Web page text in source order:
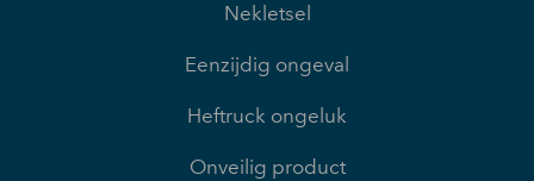
Nekletsel
Eenzijdig ongeval
Heftruck ongeluk
Onveilig product